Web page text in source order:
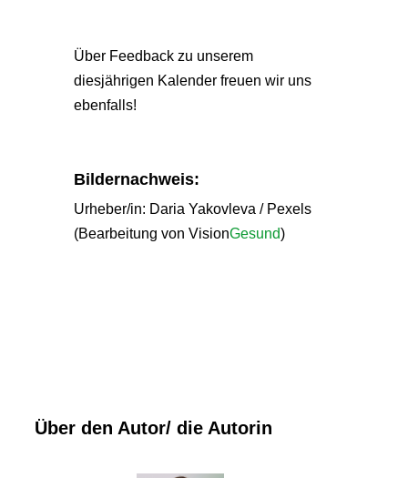
Über Feedback zu unserem
diesjährigen Kalender freuen wir uns
ebenfalls!
Bildernachweis:
Urheber/in: Daria Yakovleva / Pexels
(Bearbeitung von VisionGesund)
Über den Autor/ die Autorin